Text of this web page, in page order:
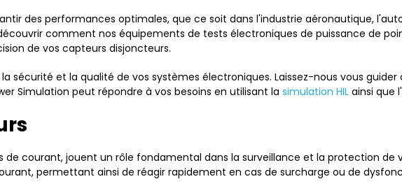
des performances optimales, que ce soit dans l'industrie aéronautique,
comment nos équipements de tests électroniques de puissance de
de vos capteurs disjoncteurs.
sécurité et la qualité de vos systèmes électroniques. Laissez-nous vous
Simulation peut répondre à vos besoins en utilisant la simulation HIL ainsi que l'
de courant, jouent un rôle fondamental dans la surveillance et la protection de
permettant ainsi de réagir rapidement en cas de surcharge ou de